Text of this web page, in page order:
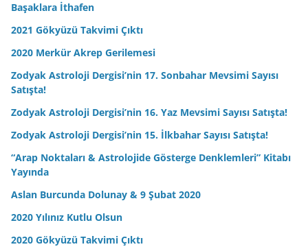
Başaklara İthafen
2021 Gökyüzü Takvimi Çıktı
2020 Merkür Akrep Gerilemesi
Zodyak Astroloji Dergisi’nin 17. Sonbahar Mevsimi Sayısı
Satışta!
Zodyak Astroloji Dergisi’nin 16. Yaz Mevsimi Sayısı Satışta!
Zodyak Astroloji Dergisi’nin 15. İlkbahar Sayısı Satışta!
“Arap Noktaları & Astrolojide Gösterge Denklemleri” Kitabı
Yayında
Aslan Burcunda Dolunay & 9 Şubat 2020
2020 Yılınız Kutlu Olsun
2020 Gökyüzü Takvimi Çıktı